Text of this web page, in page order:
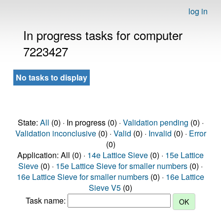
log in
In progress tasks for computer
7223427
No tasks to display
State: All (0) · In progress (0) · Validation pending (0) ·
Validation inconclusive(0) · Valid (0) · Invalid (0) · Error
(0)
Application: All (0) · 14e Lattice Sieve (0) · 15e Lattice
Sieve (0) · 15e Lattice Sieve for smaller numbers (0) ·
16e Lattice Sieve for smaller numbers (0) · 16e Lattice
Sieve V5 (0)
Task name: